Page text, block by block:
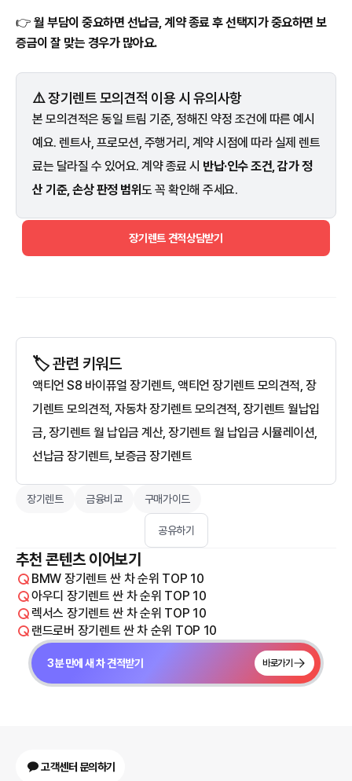
👉 월 부담이 중요하면 선납금, 계약 종료 후 선택지가 중요하면 보
증금이 잘 맞는 경우가 많아요.
⚠️ 장기렌트 모의견적 이용 시 유의사항
본 모의견적은 동일 트림 기준, 정해진 약정 조건에 따른 예시
예요. 렌트사, 프로모션, 주행거리, 계약 시점에 따라 실제 렌트
료는 달라질 수 있어요. 계약 종료 시 반납·인수 조건, 감가 정
산 기준, 손상 판정 범위도 꼭 확인해 주세요.
장기렌트 견적상담받기
🏷️ 관련 키워드
액티언 S8 바이퓨얼 장기렌트, 액티언 장기렌트 모의견적, 장
기렌트 모의견적, 자동차 장기렌트 모의견적, 장기렌트 월납입
금, 장기렌트 월 납입금 계산, 장기렌트 월 납입금 시뮬레이션,
선납금 장기렌트, 보증금 장기렌트
장기렌트 금융비교 구매가이드
공유하기
추천 콘텐츠 이어보기
BMW 장기렌트 싼 차 순위 TOP 10
아우디 장기렌트 싼 차 순위 TOP 10
렉서스 장기렌트 싼 차 순위 TOP 10
랜드로버 장기렌트 싼 차 순위 TOP 10
3분 만에 새 차 견적받기 바로가기
고객센터 문의하기